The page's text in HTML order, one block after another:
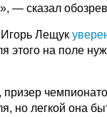
— сказал
Игорь Лещук
этого на поле
но легкой она